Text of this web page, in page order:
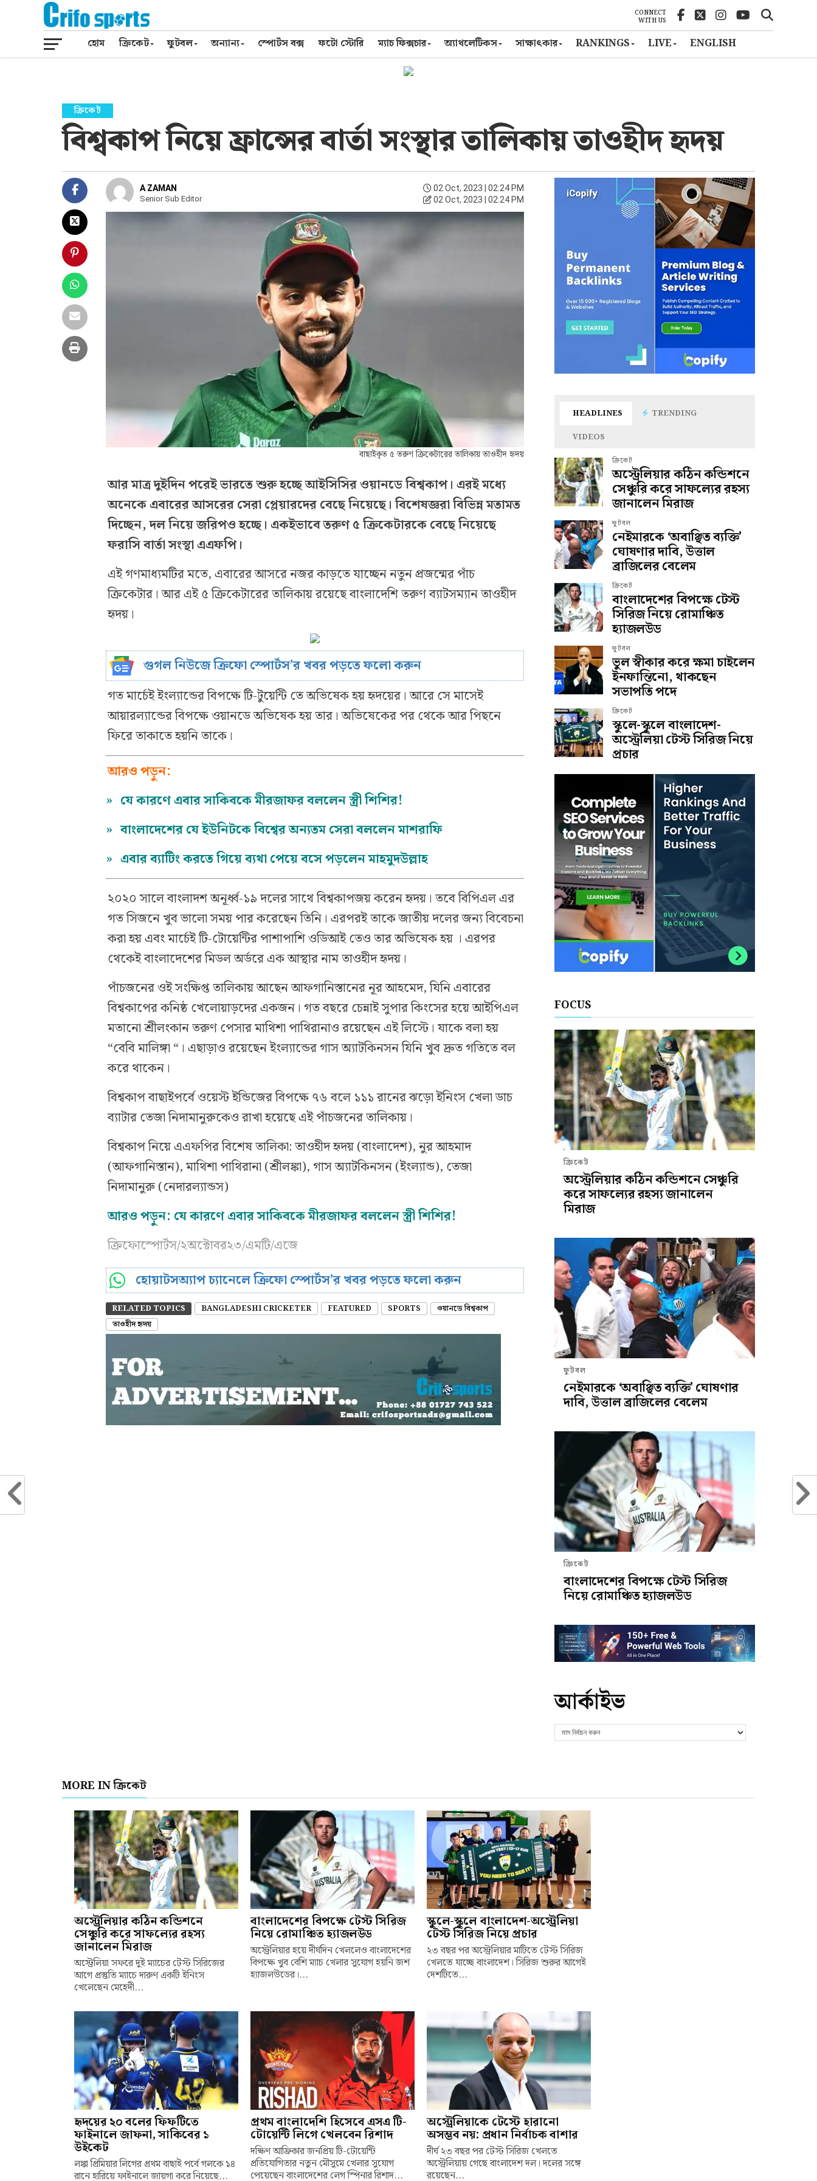
CONNECT
WITH US
হোম ক্রিকেট ফুটবল অন্যান্য স্পোর্টস বক্স ফটো স্টোরি ম্যাচ ফিক্সচার অ্যাথলেটিকস সাক্ষাৎকার RANKINGS LIVE ENGLISH
ক্রিকেট
বিশ্বকাপ নিয়ে ফ্রান্সের বার্তা সংস্থার তালিকায় তাওহীদ হৃদয়
A ZAMAN
Senior Sub Editor
02 Oct, 2023 | 02:24 PM
02 Oct, 2023 | 02:24 PM
বাছাইকৃত ৫ তরুণ ক্রিকেটারের তালিকায় তাওহীদ হৃদয়
আর মাত্র দুইদিন পরেই ভারতে শুরু হচ্ছে আইসিসির ওয়ানডে বিশ্বকাপ। এরই মধ্যে
অনেকে এবারের আসরের সেরা প্লেয়ারদের বেছে নিয়েছে। বিশেষজ্ঞরা বিভিন্ন মতামত
দিচ্ছেন, দল নিয়ে জরিপও হচ্ছে। একইভাবে তরুণ ৫ ক্রিকেটারকে বেছে নিয়েছে
ফরাসি বার্তা সংস্থা এএফপি।
এই গণমাধ্যমটির মতে, এবারের আসরে নজর কাড়তে যাচ্ছেন নতুন প্রজন্মের পাঁচ
ক্রিকেটার। আর এই ৫ ক্রিকেটারের তালিকায় রয়েছে বাংলাদেশি তরুণ ব্যাটসম্যান তাওহীদ
হৃদয়।
গুগল নিউজে ক্রিফো স্পোর্টস’র খবর পড়তে ফলো করুন
গত মার্চেই ইংল্যান্ডের বিপক্ষে টি-টুয়েন্টি তে অভিষেক হয় হৃদয়ের। আরে সে মাসেই
আয়ারল্যান্ডের বিপক্ষে ওয়ানডে অভিষেক হয় তার। অভিষেকের পর থেকে আর পিছনে
ফিরে তাকাতে হয়নি তাকে।
আরও পড়ুন:
» যে কারণে এবার সাকিবকে মীরজাফর বললেন স্ত্রী শিশির!
» বাংলাদেশের যে ইউনিটকে বিশ্বের অন্যতম সেরা বললেন মাশরাফি
» এবার ব্যাটিং করতে গিয়ে ব্যথা পেয়ে বসে পড়লেন মাহমুদউল্লাহ
২০২০ সালে বাংলাদশ অনূর্ধ্ব-১৯ দলের সাথে বিশ্বকাপজয় করেন হৃদয়। তবে বিপিএল এর
গত সিজনে খুব ভালো সময় পার করেছেন তিনি। এরপরই তাকে জাতীয় দলের জন্য বিবেচনা
করা হয় এবং মার্চেই টি-টোয়েন্টির পাশাপাশি ওডিআই তেও তার অভিষেক হয় । এরপর
থেকেই বাংলাদেশের মিডল অর্ডরে এক আস্থার নাম তাওহীদ হৃদয়।
পাঁচজনের ওই সংক্ষিপ্ত তালিকায় আছেন আফগানিস্তানের নূর আহমেদ, যিনি এবারের
বিশ্বকাপের কনিষ্ঠ খেলোয়াড়দের একজন। গত বছরে চেন্নাই সুপার কিংসের হয়ে আইপিএল
মতানো শ্রীলংকান তরুণ পেসার মাথিশা পাথিরানাও রয়েছেন এই লিস্টে। যাকে বলা হয়
“বেবি মালিঙ্গা “। এছাড়াও রয়েছেন ইংল্যান্ডের গাস অ্যাটকিনসন যিনি খুব দ্রুত গতিতে বল
করে থাকেন।
বিশ্বকাপ বাছাইপর্বে ওয়েস্ট ইন্ডিজের বিপক্ষে ৭৬ বলে ১১১ রানের ঝড়ো ইনিংস খেলা ডাচ
ব্যাটার তেজা নিদামানুরুকেও রাখা হয়েছে এই পাঁচজনের তালিকায়।
বিশ্বকাপ নিয়ে এএফপির বিশেষ তালিকা: তাওহীদ হৃদয় (বাংলাদেশ), নুর আহমাদ
(আফগানিস্তান), মাথিশা পাথিরানা (শ্রীলঙ্কা), গাস অ্যাটকিনসন (ইংল্যান্ড), তেজা
নিদামানুরু (নেদারল্যান্ডস)
আরও পড়ুন: যে কারণে এবার সাকিবকে মীরজাফর বললেন স্ত্রী শিশির!
ক্রিফোস্পোর্টস/২অক্টোবর২৩/এমটি/এজে
হোয়াটসঅ্যাপ চ্যানেলে ক্রিফো স্পোর্টস’র খবর পড়তে ফলো করুন
RELATED TOPICS BANGLADESHI CRICKETER FEATURED SPORTS
ওয়ানডে বিশ্বকাপ
তাওহীদ হৃদয়
HEADLINES
TRENDING
VIDEOS
ক্রিকেট
অস্ট্রেলিয়ার কঠিন কন্ডিশনে
সেঞ্চুরি করে সাফল্যের রহস্য
জানালেন মিরাজ
ফুটবল
নেইমারকে ‘অবাঞ্ছিত ব্যক্তি’
ঘোষণার দাবি, উত্তাল
ব্রাজিলের বেলেম
ক্রিকেট
বাংলাদেশের বিপক্ষে টেস্ট
সিরিজ নিয়ে রোমাঞ্চিত
হ্যাজলউড
ফুটবল
ভুল স্বীকার করে ক্ষমা চাইলেন
ইনফান্তিনো, থাকছেন
সভাপতি পদে
ক্রিকেট
স্কুলে-স্কুলে বাংলাদেশ-
অস্ট্রেলিয়া টেস্ট সিরিজ নিয়ে
প্রচার
FOCUS
ক্রিকেট
অস্ট্রেলিয়ার কঠিন কন্ডিশনে সেঞ্চুরি
করে সাফল্যের রহস্য জানালেন
মিরাজ
ফুটবল
নেইমারকে ‘অবাঞ্ছিত ব্যক্তি’ ঘোষণার
দাবি, উত্তাল ব্রাজিলের বেলেম
ক্রিকেট
বাংলাদেশের বিপক্ষে টেস্ট সিরিজ
নিয়ে রোমাঞ্চিত হ্যাজলউড
আর্কাইভ
MORE IN ক্রিকেট
অস্ট্রেলিয়ার কঠিন কন্ডিশনে
সেঞ্চুরি করে সাফল্যের রহস্য
জানালেন মিরাজ
অস্ট্রেলিয়া সফরে দুই ম্যাচের টেস্ট সিরিজের
আগে প্রস্তুতি ম্যাচে দারুণ একটি ইনিংস
খেলেছেন মেহেদী...
বাংলাদেশের বিপক্ষে টেস্ট সিরিজ
নিয়ে রোমাঞ্চিত হ্যাজলউড
অস্ট্রেলিয়ার হয়ে দীর্ঘদিন খেললেও বাংলাদেশের
বিপক্ষে খুব বেশি ম্যাচ খেলার সুযোগ হয়নি জশ
হ্যাজলউডের।...
স্কুলে-স্কুলে বাংলাদেশ-অস্ট্রেলিয়া
টেস্ট সিরিজ নিয়ে প্রচার
২৩ বছর পর অস্ট্রেলিয়ার মাটিতে টেস্ট সিরিজ
খেলতে যাচ্ছে বাংলাদেশ। সিরিজ শুরুর আগেই
দেশটিতে...
হৃদয়ের ২০ বলের ফিফটিতে
ফাইনালে জাফনা, সাকিবের ১
উইকেট
লঙ্কা প্রিমিয়ার লিগের প্রথম বাছাই পর্বে গলকে ১৪
রানে হারিয়ে ফাইনালে জায়গা করে নিয়েছে...
প্রথম বাংলাদেশি হিসেবে এসএ টি-
টোয়েন্টি লিগে খেলবেন রিশাদ
দক্ষিণ আফ্রিকার জনপ্রিয় টি-টোয়েন্টি
প্রতিযোগিতার নতুন মৌসুমে খেলার সুযোগ
পেয়েছেন বাংলাদেশের লেগ স্পিনার রিশাদ...
অস্ট্রেলিয়াকে টেস্টে হারানো
অসম্ভব নয়: প্রধান নির্বাচক বাশার
দীর্ঘ ২৩ বছর পর টেস্ট সিরিজ খেলতে
অস্ট্রেলিয়ায় গেছে বাংলাদেশ দল। দলের সঙ্গে
রয়েছেন...